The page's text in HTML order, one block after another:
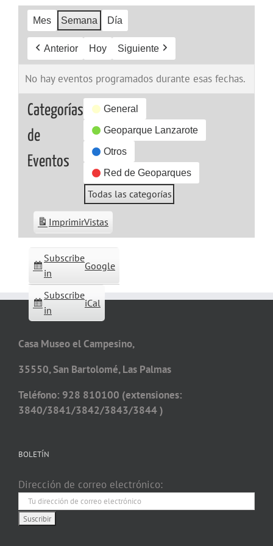
Mes Semana Día
Anterior Hoy Siguiente
No hay eventos programados durante esas fechas.
Categorías
de
Eventos
General
Geoparque Lanzarote
Otros
Red de Geoparques
Todas las categorías
Subscribe
in
Google
Subscribe
in
iCal
ImprimirVistas
Casa Museo el Campesino,
35550, San Bartolomé, Las Palmas
Teléfono: 928 810100 (extensiones:
3840/3841/3842/3843/3844 )
BOLETÍN
Dirección de correo electrónico: